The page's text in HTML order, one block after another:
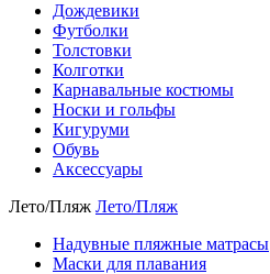
Дождевики
Футболки
Толстовки
Колготки
Карнавальные костюмы
Носки и гольфы
Кигуруми
Обувь
Аксессуары
Лето/Пляж Лето/Пляж
Надувные пляжные матрасы
Маски для плавания